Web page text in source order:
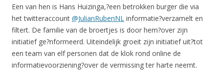
Een van hen is Hans Huizinga,?een betrokken burger die via
het twitteraccount @JulianRubenNL informatie?verzamelt en
filtert. De familie van de broertjes is door hem?over zijn
initiatief ge?nformeerd. Uiteindelijk groeit zijn initiatief uit?tot
een team van elf personen dat de klok rond online de
informatievoorziening?over de vermissing ter harte neemt.